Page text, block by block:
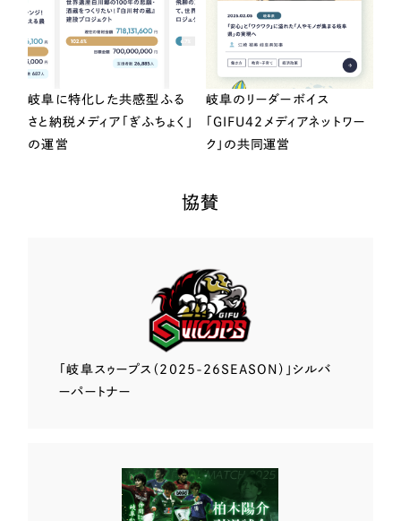
岐阜に特化した共感型ふる
さと納税メディア「ぎふちょく」
の運営
岐阜のリーダーボイス
「GIFU42メディアネットワー
ク」の共同運営
協賛
「岐阜スゥープス （2025-26SEASON）」 シルバ
ーパートナー